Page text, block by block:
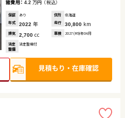
諸費用： 4.2 万円 （税込）
保証 あり 住所
北海道
年式
2022 年 走行 30,800 km
排気 2,700 cc 車検 2027(R9)年04月
法定
整備
法定整備付